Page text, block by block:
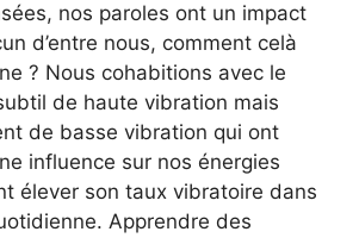
nos paroles ont un impact
d’entre nous, comment celà
? Nous cohabitions avec le
de haute vibration mais
de basse vibration qui ont
influence sur nos énergies
élever son taux vibratoire dans
Apprendre des